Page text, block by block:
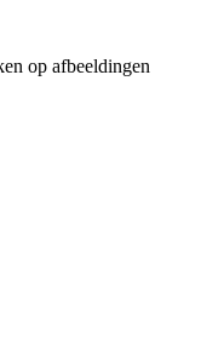
op afbeeldingen